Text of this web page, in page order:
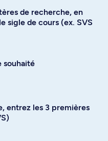
de recherche, en
sigle de cours (ex. SVS
souhaité
entrez les 3 premières